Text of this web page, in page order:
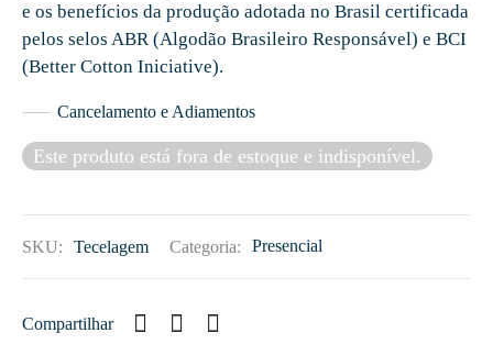
e os benefícios da produção adotada no Brasil certificada
pelos selos ABR (Algodão Brasileiro Responsável) e BCI
(Better Cotton Iniciative).
Cancelamento e Adiamentos
Este produto está fora de estoque e indisponível.
SKU: Tecelagem Categoria: Presencial
Compartilhar